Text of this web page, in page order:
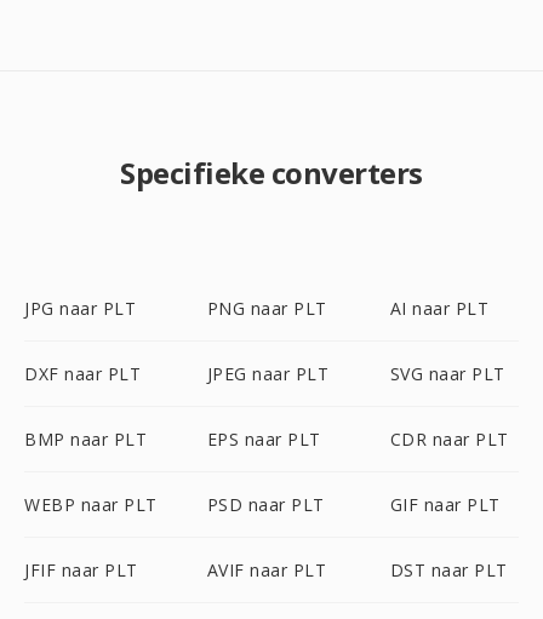
Specifieke converters
JPG naar PLT PNG naar PLT AI naar PLT
DXF naar PLT JPEG naar PLT SVG naar PLT
BMP naar PLT EPS naar PLT CDR naar PLT
WEBP naar PLT PSD naar PLT GIF naar PLT
JFIF naar PLT AVIF naar PLT DST naar PLT